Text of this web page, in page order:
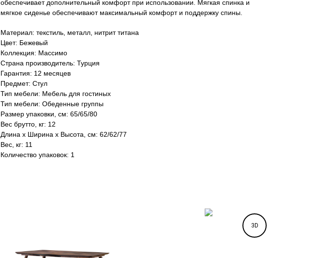
обеспечивает дополнительный комфорт при использовании. Мягкая спинка и
мягкое сиденье обеспечивают максимальный комфорт и поддержку спины.
Материал: текстиль, металл, нитрит титана
Цвет: Бежевый
Коллекция: Массимо
Страна производитель: Турция
Гарантия: 12 месяцев
Предмет: Стул
Тип мебели: Мебель для гостиных
Тип мебели: Обеденные группы
Размер упаковки, см: 65/65/80
Вес брутто, кг: 12
Длина х Ширина х Высота, см: 62/62/77
Вес, кг: 11
Количество упаковок: 1
3D